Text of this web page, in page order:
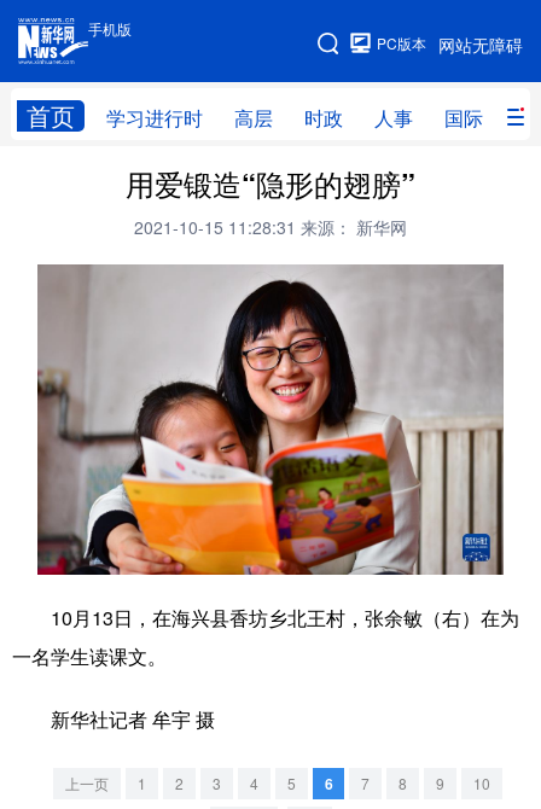
手机版
网站无障碍
PC版本
首页 学习进行时 高层 时政 人事 国际 财
手机版
网站地图
高层 时政
财经 网评
全球连线
量子
文化 书画 健康
访谈 视频 图片 政务
法律 中央文件 金融
食品 人居 信息化 数字经济
文化产业
用爱锻造“隐形的翅膀”
2021-10-15 11:28:31 来源： 新华网
10月13日，在海兴县香坊乡北王村，张余敏（右）在为
一名学生读课文。
新华社记者 牟宇 摄
上一页 1 2 3 4 5 6 7 8 9
10